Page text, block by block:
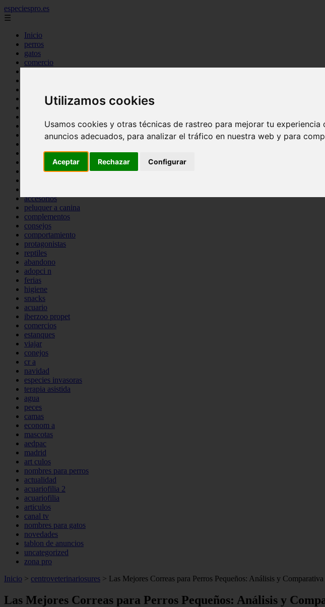
Utilizamos cookies
Usamos cookies y otras técnicas de rastreo para mejorar tu
anuncios adecuados, para analizar el tráfico en nuestra web y para
Aceptar Rechazar Configurar
especiespro.es
☰
Inicio
perros
gatos
comercio
tenencia responsable
mantenimiento
bienestar
peque os mam feros
verano
accesorios
peluquer a canina
complementos
consejos
comportamiento
protagonistas
reptiles
abandono
adopci n
ferias
higiene
snacks
acuario
iberzoo propet
comercios
estanques
viajar
conejos
cr a
navidad
especies invasoras
terapia asistida
agua
peces
camas
econom a
mascotas
aedpac
madrid
art culos
nombres para perros
actualidad
acuariofilia 2
acuariofilia
articulos
canal tv
nombres para gatos
novedades
tablon de anuncios
uncategorized
zona pro
Inicio > centroveterinariosures > Las Mejores Correas para Perros Pequeños: Análisis y
Las Mejores Correas para Perros Pequeños: Análisis y